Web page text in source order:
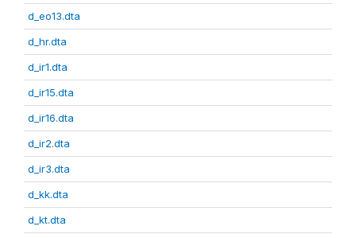
d_eo13.dta
d_hr.dta
d_ir1.dta
d_ir15.dta
d_ir16.dta
d_ir2.dta
d_ir3.dta
d_kk.dta
d_kt.dta